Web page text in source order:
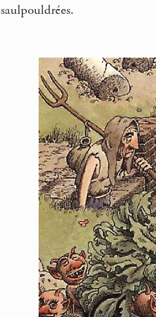
saulpouldrées.